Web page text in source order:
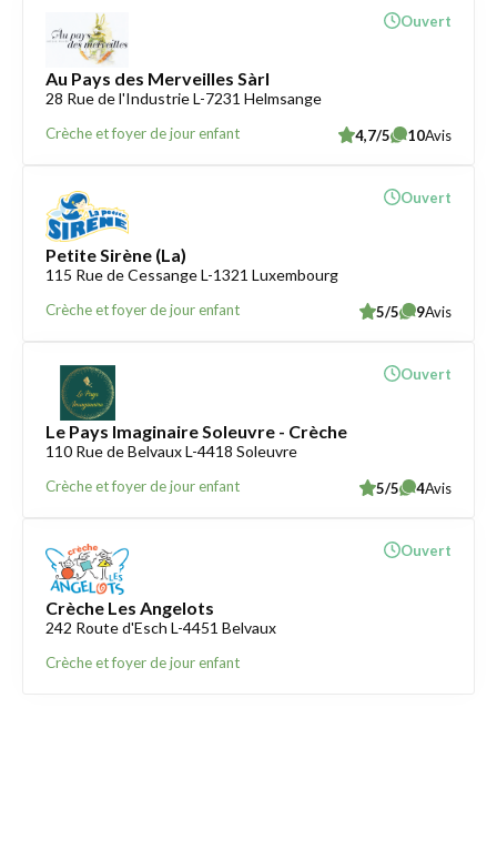
Au Pays des Merveilles Sàrl
28 Rue de l'Industrie L-7231 Helmsange
Crèche et foyer de jour enfant
Ouvert
4,7/5 10Avis
Petite Sirène (La)
115 Rue de Cessange L-1321 Luxembourg
Crèche et foyer de jour enfant
Ouvert
5/5 9Avis
Le Pays Imaginaire Soleuvre - Crèche
110 Rue de Belvaux L-4418 Soleuvre
Crèche et foyer de jour enfant
Ouvert
5/5 4Avis
Crèche Les Angelots
242 Route d'Esch L-4451 Belvaux
Crèche et foyer de jour enfant
Ouvert